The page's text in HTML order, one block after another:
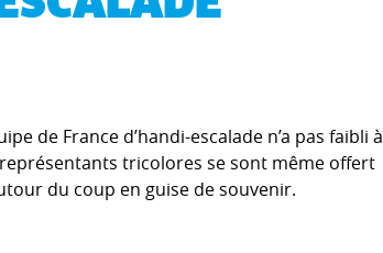
de France d’handi-escalade n’a pas faibli à
tricolores se sont même offert
du coup en guise de souvenir.